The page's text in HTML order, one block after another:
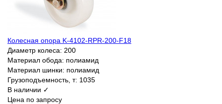
Колесная опора K-4102-RPR-200-F18
Диаметр колеса: 200
Материал обода: полиамид
Материал шинки: полиамид
Грузоподъемность, т: 1035
В наличии ✓
Цена по запросу